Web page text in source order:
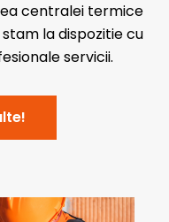
centralei termice
la dispozitie cu
servicii.